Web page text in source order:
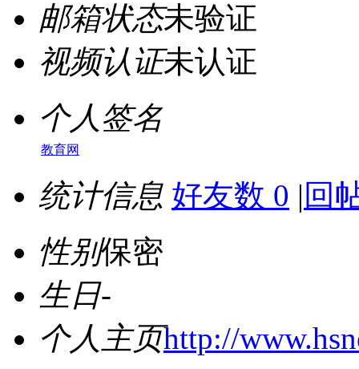
邮箱状态未验证
视频认证未认证
个人签名
教育网
统计信息 好友数 0 | 回
性别保密
生日-
个人主页http://